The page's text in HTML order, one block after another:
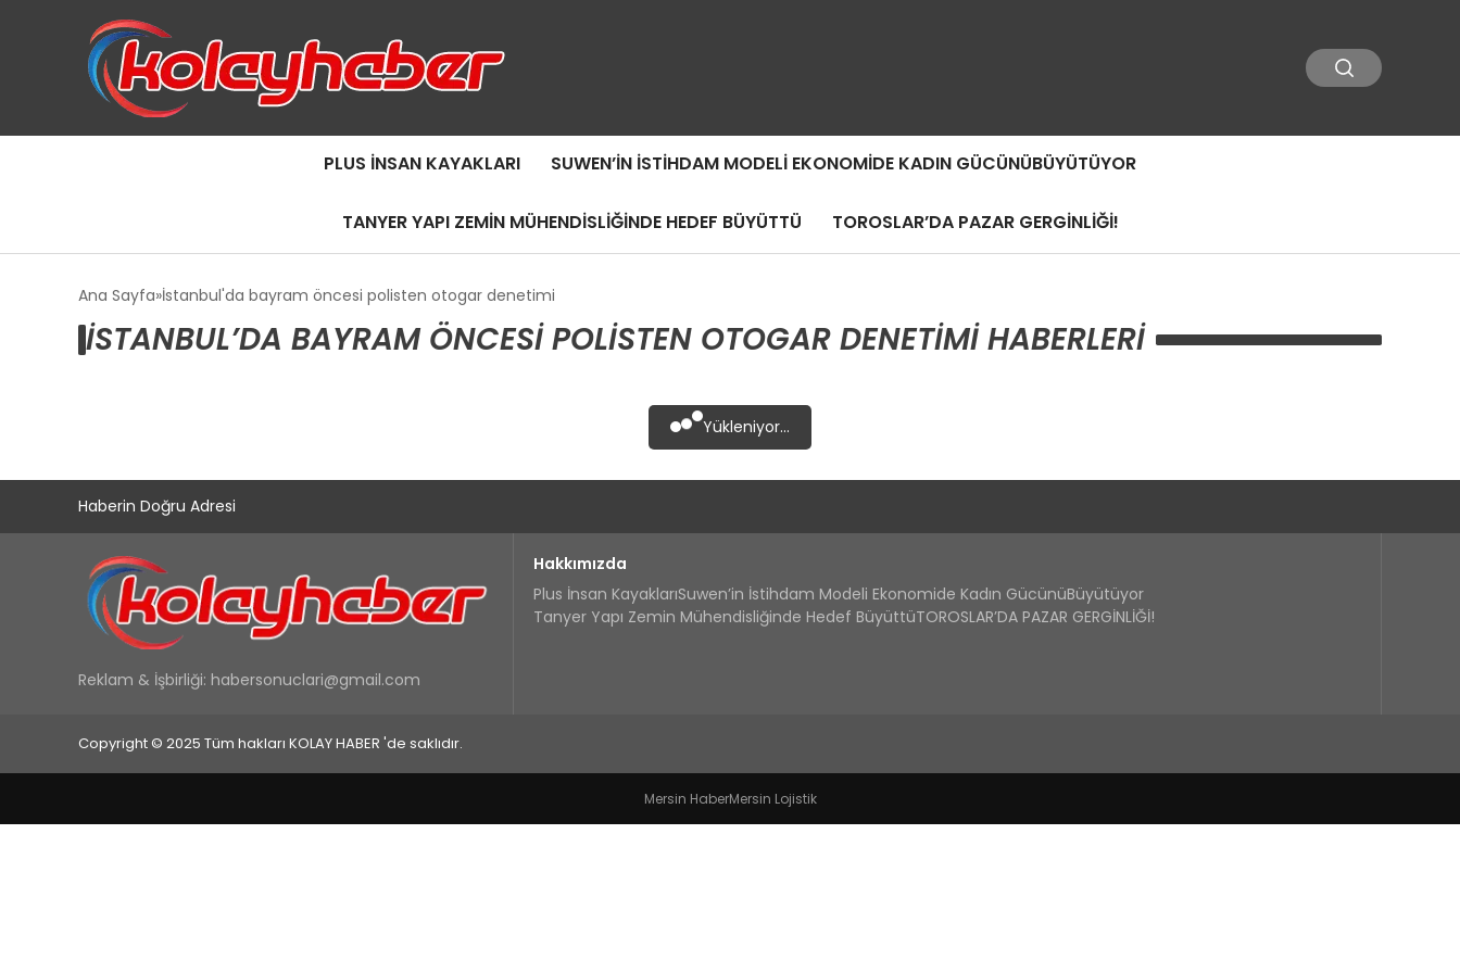
PLUS İNSAN KAYAKLARI SUWEN’IN İSTIHDAM MODELI EKONOMIDE KADIN GÜCÜNÜBÜYÜTÜYOR
TANYER YAPI ZEMIN MÜHENDISLIĞINDE HEDEF BÜYÜTTÜ TOROSLAR’DA PAZAR GERGİNLİĞİ!
Ana Sayfa İstanbul'da bayram öncesi polisten otogar denetimi
İSTANBUL’DA BAYRAM ÖNCESI POLISTEN OTOGAR DENETIMI HABERLERI
Yükleniyor...
Haberin Doğru Adresi
Reklam & İşbirliği: habersonuclari@gmail.com
Hakkımızda
Plus İnsan KayaklarıSuwen’in İstihdam Modeli Ekonomide Kadın GücünüBüyütüyor
Tanyer Yapı Zemin Mühendisliğinde Hedef BüyüttüTOROSLAR’DA PAZAR GERGİNLİĞİ!
Copyright © 2025 Tüm hakları KOLAY HABER 'de saklıdır.
Mersin HaberMersin Lojistik